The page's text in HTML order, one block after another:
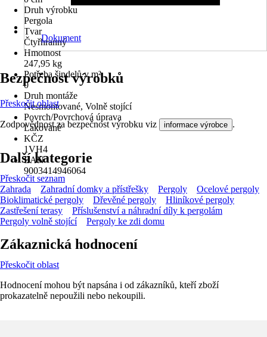
Druh výrobku
Pergola
Tvar
Čtyřhranný
Hmotnost
247,95 kg
Potřeba šindelů v m²
0
Druh montáže
Nesmontované, Volně stojící
Povrch/Povrchová úprava
Lakované
KČZ
1VH4
EAN
9003414946064
Dokument
Bezpečnost výrobků
Přeskočit oblast
Zodpovědnost za bezpečnost výrobku viz informace výrobce .
Další kategorie
Přeskočit seznam
Zahrada
Zahradní domky a přístřešky Pergoly
Ocelové pergoly
Bioklimatické pergoly
Dřevěné pergoly
Hliníkové pergoly
Zastřešení terasy
Příslušenství a náhradní díly k pergolám
Pergoly volně stojící
Pergoly ke zdi domu
Zákaznická hodnocení
Přeskočit oblast
Hodnocení mohou být napsána i od zákazníků, kteří zboží
prokazatelně nepoužili nebo nekoupili.